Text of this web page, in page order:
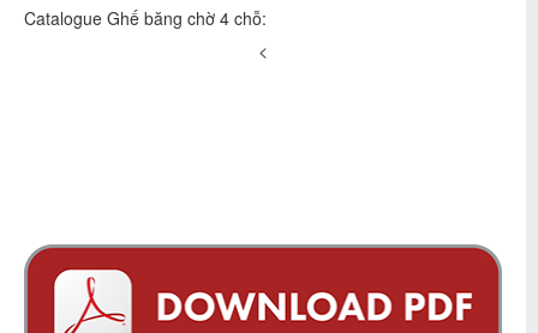
Catalogue Ghế băng chờ 4 chỗ:
<